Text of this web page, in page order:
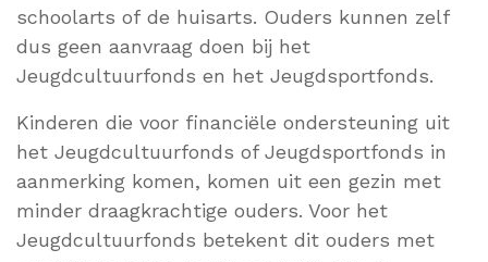
schoolarts of de huisarts. Ouders kunnen zelf
dus geen aanvraag doen bij het
Jeugdcultuurfonds en het Jeugdsportfonds.
Kinderen die voor financiële ondersteuning uit
het Jeugdcultuurfonds of Jeugdsportfonds in
aanmerking komen, komen uit een gezin met
minder draagkrachtige ouders. Voor het
Jeugdcultuurfonds betekent dit ouders met